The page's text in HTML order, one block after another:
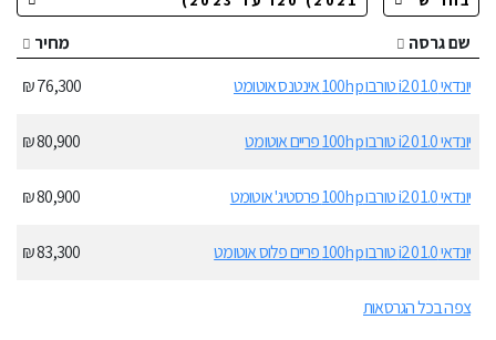
שם גרסה
מחיר
יונדאי i20 1.0 טורבו 100hp אינטנס אוטומט
76,300 ₪
יונדאי i20 1.0 טורבו 100hp פריים אוטומט 80,900 ₪
יונדאי i20 1.0 טורבו 100hp פרסטיג' אוטומט 80,900 ₪
יונדאי i20 1.0 טורבו 100hp פריים פלוס אוטומט 83,300 ₪
צפה בכל הגרסאות